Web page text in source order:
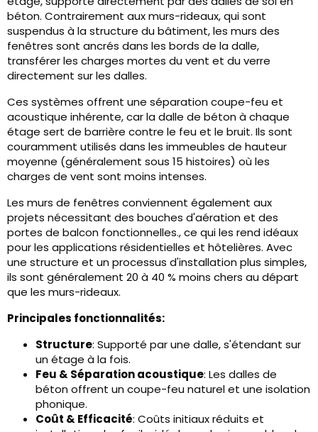
béton. Contrairement aux murs-rideaux, qui sont
suspendus à la structure du bâtiment, les murs des
fenêtres sont ancrés dans les bords de la dalle,
transférer les charges mortes du vent et du verre
directement sur les dalles.
Ces systèmes offrent une séparation coupe-feu et
acoustique inhérente, car la dalle de béton à chaque
étage sert de barrière contre le feu et le bruit. Ils sont
couramment utilisés dans les immeubles de hauteur
moyenne (généralement sous 15 histoires) où les
charges de vent sont moins intenses.
Les murs de fenêtres conviennent également aux
projets nécessitant des bouches d'aération et des
portes de balcon fonctionnelles., ce qui les rend idéaux
pour les applications résidentielles et hôtelières. Avec
une structure et un processus d'installation plus simples,
ils sont généralement 20 à 40 % moins chers au départ
que les murs-rideaux.
Principales fonctionnalités:
Structure: Supporté par une dalle, s'étendant sur
un étage à la fois.
Feu & Séparation acoustique: Les dalles de
béton offrent un coupe-feu naturel et une isolation
phonique.
Coût & Efficacité: Coûts initiaux réduits et